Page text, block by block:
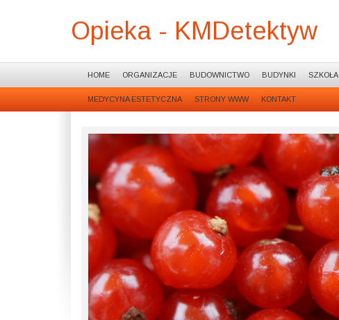
Opieka - KMDetektyw
HOME ORGANIZACJE BUDOWNICTWO BUDYNKI SZKOŁA
MEDYCYNA ESTETYCZNA STRONY WWW KONTAKT